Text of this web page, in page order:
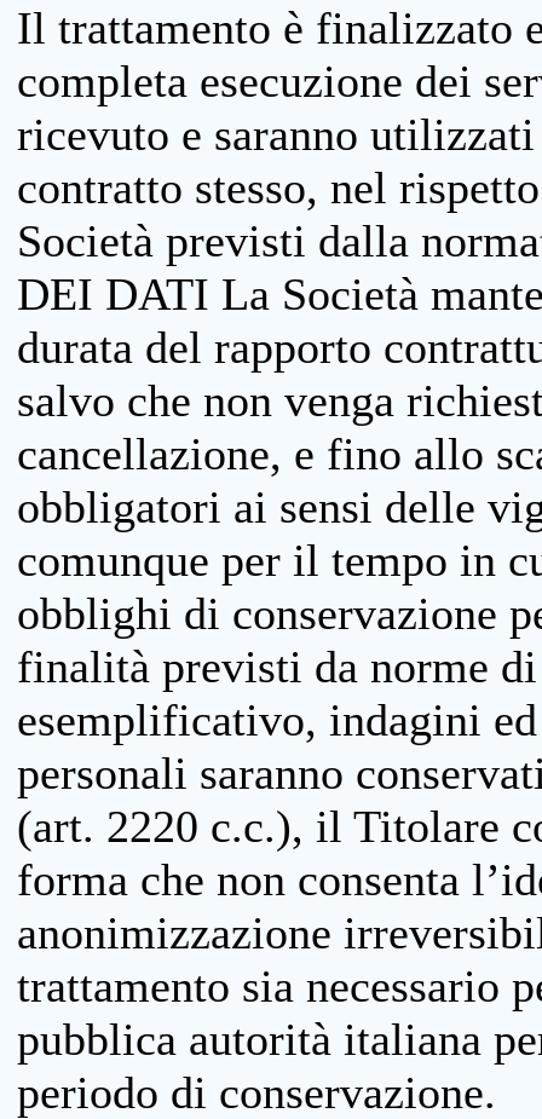
Il trattamento è finalizzato
completa esecuzione dei
ricevuto e saranno
contratto stesso, nel
Società previsti dalla
DEI DATI La Società
durata del rapporto
salvo che non venga
cancellazione, e fino allo
obbligatori ai sensi delle
comunque per il tempo in
obblighi di conservazione
finalità previsti da norme
esemplificativo, indagini
personali saranno
(art. 2220 c.c.), il Titolare
forma che non consenta
anonimizzazione
trattamento sia necessario
pubblica autorità italiana
periodo di conservazione.